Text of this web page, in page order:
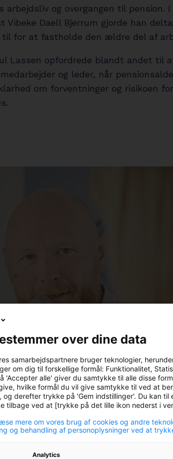
arbejdsliv og overgangen til pension.
Vibeke Daell Bjerrum gjorde han
til for at fastholde den ældre del af
Lassen opfordrede blandt andet til
og leder, når
om forventninger og risikoen
over dine data
samarbejdspartnere bruger teknologier,
om dig til forskellige formål: Funktionalitet,
'Accepter alle' giver du samtykke til alle disse
hvilke formål du vil give samtykke til ved at
og derefter trykke på 'Gem indstillinger'. Du kan
tilbage ved at [trykke på det lille ikon nederst i
mere om vores brug af cookies og andre
og behandling af personoplysninger ved at
Analytics